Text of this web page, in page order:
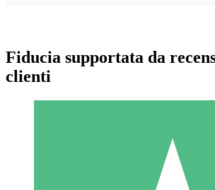
Fiducia supportata da
clienti